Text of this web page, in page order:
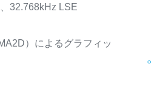
32.768kHz LSE
）によるグラフィッ